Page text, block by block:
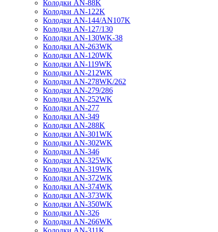
Колодки AN-88K
Колодки AN-122K
Колодки AN-144/AN107K
Колодки AN-127/130
Колодки AN-130WK-38
Колодки AN-263WK
Колодки AN-120WK
Колодки AN-119WK
Колодки AN-212WK
Колодки AN-278WK/262
Колодки AN-279/286
Колодки AN-252WK
Колодки AN-277
Колодки AN-349
Колодки AN-288K
Колодки AN-301WK
Колодки AN-302WK
Колодки AN-346
Колодки AN-325WK
Колодки AN-319WK
Колодки AN-372WK
Колодки AN-374WK
Колодки AN-373WK
Колодки AN-350WK
Колодки AN-326
Колодки AN-266WK
Колодки AN-311K